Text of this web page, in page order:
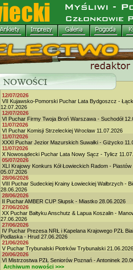
12/07/2026
VII Kujawsko-Pomorski Puchar Lata Bydgoszcz -
12.07.2026
12/07/2026
VI Puchar Firmy Twoja Broń Warszawa - Suchodół
11/07/2026
VI Puchar Komisji Strzeleckiej Wrocław 11.07.2026
11/07/2026
XXXI Puchar Jezior Mazurskich Suwałki - Giżycko
11/07/2026
X Nowosądecki Puchar Lata Nowy Sącz - Tylicz
05/07/2026
XLI Krajowy Konkurs Kół Łowieckich Radom - Piastów
05.07.2026
28/06/2026
VIII Puchar Sudeckiej Krainy Łowieckiej Wałbrzych -
28.06.2026
28/06/2026
II Puchar AMBER CUP Słupsk - Miastko 28.06.2026
27/06/2026
XX Puchar Bałtyku Anschutz & Lapua Koszalin -
27.06.2026
27/06/2026
IV Puchar Prezesa NRŁ i Kapelana Krajowego PZŁ
Podlaska - Hrud 27.06.2026
21/06/2026
V Puchar Trybunalski Piotrków Trybunalski 21.06.2026
20/06/2026
VI Mistrzostwa PZŁ Seniorów Poznań - Antoninek
Archiwum nowości >>>